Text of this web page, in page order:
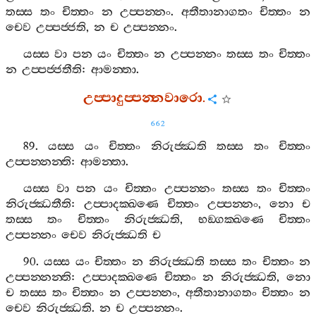
තස‍්ස තං චිත‍්තං න උප‍්පන‍්නං. අතීතානාගතං චිත‍්තං න
චෙව උප‍්පජ‍්ජති, න ච උප‍්පන‍්නං.
යස‍්ස වා පන යං චිත‍්තං න උප‍්පන‍්නං තස‍්ස තං චිත‍්තං
න උප‍්පජ‍්ජතීති: ආමන‍්තා.
උප‍්පාදුප‍්පන‍්නවාරො.
662
89.යස‍්ස යං චිත‍්තං නිරුජ‍්ඣති තස‍්ස තං
චිත‍්තං
උප‍්පන‍්නන‍්ති: ආමන‍්තා.
යස‍්ස වා පන යං චිත‍්තං උප‍්පන‍්නං තස‍්ස තං චිත‍්තං
නිරුජ‍්ඣතීති: උප‍්පාදක‍්ඛණෙ චිත‍්තං උප‍්පන‍්නං, නො
ච
තස‍්ස
තං චිත‍්තං නිරුජ‍්ඣති, භඞ‍්ගක‍්ඛණෙ
චිත‍්තං
උප‍්පන‍්නං චෙව නිරුජ‍්ඣති ච
90.යස‍්ස යං චිත‍්තං න නිරුජ‍්ඣති තස‍්ස තං චිත‍්තං න
උප‍්පන‍්නන‍්ති: උප‍්පාදක‍්ඛණෙ චිත‍්තං න නිරුජ‍්ඣති,නො
ච තස‍්ස තං චිත‍්තං න උප‍්පන‍්නං, අතීතානාගතං චිත‍්තං න
චෙව නිරුජ‍්ඣති. න ච උප‍්පන‍්නං.